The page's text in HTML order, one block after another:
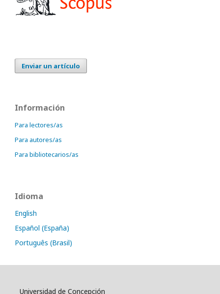
Enviar un artículo
Información
Para lectores/as
Para autores/as
Para bibliotecarios/as
Idioma
English
Español (España)
Português (Brasil)
Universidad de Concepción